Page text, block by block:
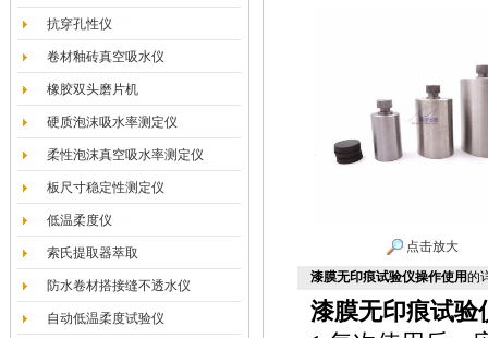
抗穿孔性仪
卷材釉砖真空吸水仪
橡胶双头磨片机
硬质泡沫吸水率测定仪
柔性泡沫真空吸水率测定仪
板尺寸稳定性测定仪
低温柔度仪
索氏提取器萃取
防水卷材搭接缝不透水仪
自动低温柔度试验仪
点击放大
漆膜无印痕试验仪操作使用的
漆膜无印痕试验